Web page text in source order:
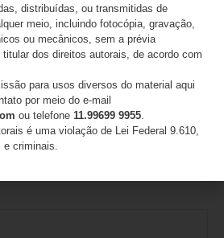
distribuídas, ou transmitidas de
meio, incluindo fotocópia, gravação,
ou mecânicos, sem a prévia
dos direitos autorais, de acordo com
para usos diversos do material aqui
por meio do e-mail
ou telefone 11.99699 9955.
é uma violação de Lei Federal 9.610,
criminais.